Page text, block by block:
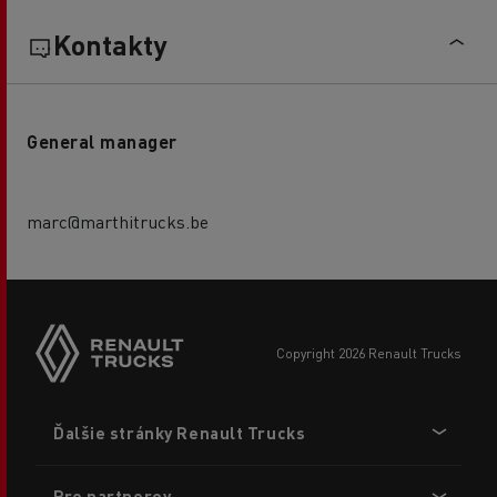
Kontakty
General manager
marc@marthitrucks.be
copyright 2026 Renault Trucks
menu
Ďalšie stránky Renault Trucks